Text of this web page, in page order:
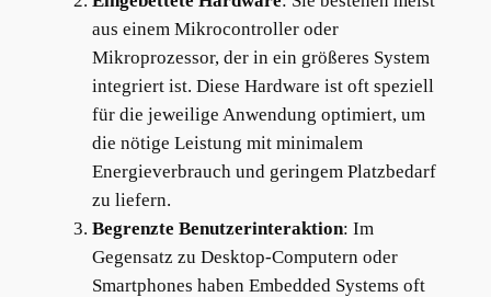
aus einem Mikrocontroller oder
Mikroprozessor, der in ein größeres System
integriert ist. Diese Hardware ist oft speziell
für die jeweilige Anwendung optimiert, um
die nötige Leistung mit minimalem
Energieverbrauch und geringem Platzbedarf
zu liefern.
Begrenzte Benutzerinteraktion: Im
Gegensatz zu Desktop-Computern oder
Smartphones haben Embedded Systems oft